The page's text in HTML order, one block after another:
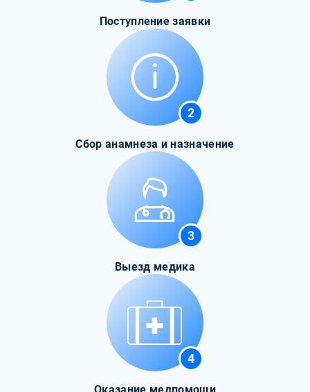
Поступление заявки
2
Сбор анамнеза и назначение
3
Выезд медика
4
Оказание медпомощи